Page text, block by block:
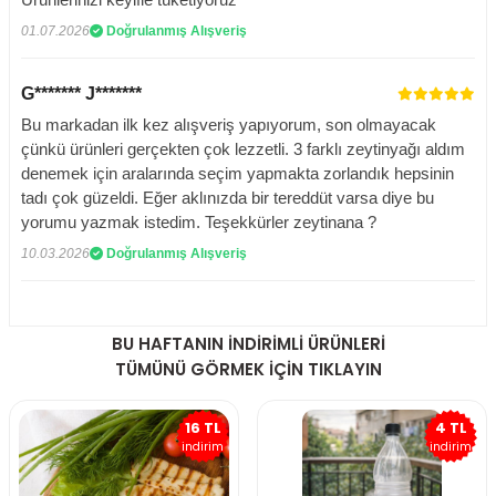
01.07.2026 Doğrulanmış Alışveriş
G******* J*******
Bu markadan ilk kez alışveriş yapıyorum, son olmayacak
çünkü ürünleri gerçekten çok lezzetli. 3 farklı zeytinyağı aldım
denemek için aralarında seçim yapmakta zorlandık hepsinin
tadı çok güzeldi. Eğer aklınızda bir tereddüt varsa diye bu
yorumu yazmak istedim. Teşekkürler zeytinana ?
10.03.2026 Doğrulanmış Alışveriş
BU HAFTANIN İNDİRİMLİ ÜRÜNLERİ
TÜMÜNÜ GÖRMEK İÇİN TIKLAYIN
16 TL
indirim
4 TL
indirim